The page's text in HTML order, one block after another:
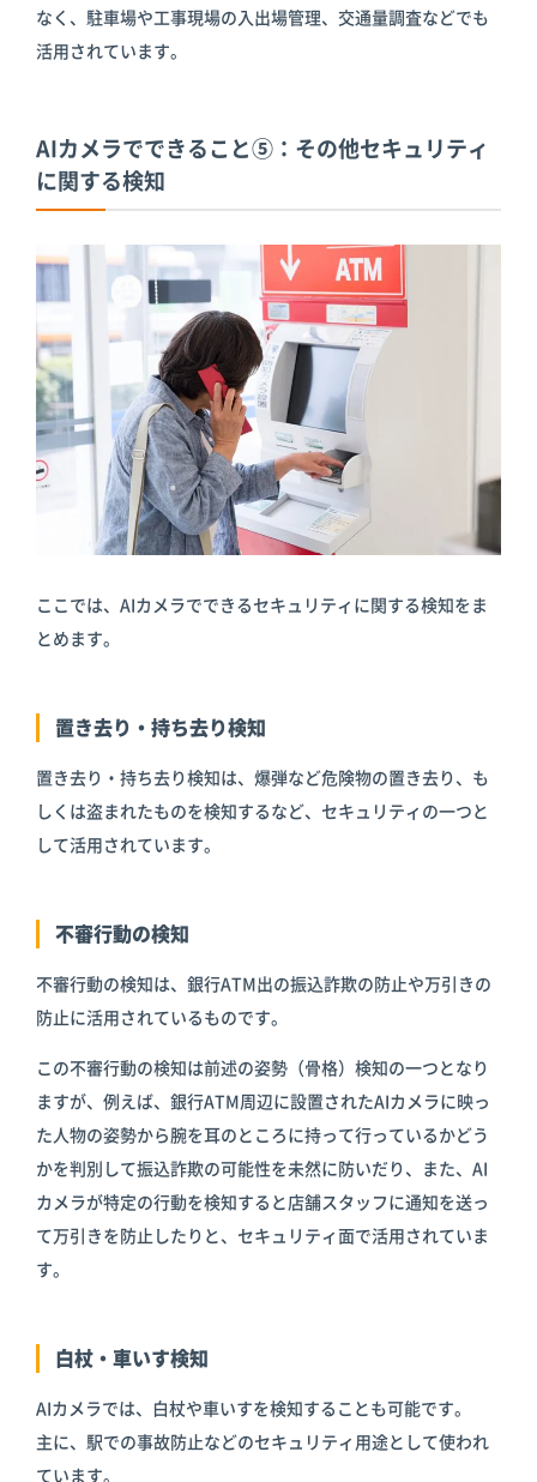
なく、駐車場や工事現場の入出場管理、交通量調査などでも
活用されています。
AIカメラでできること⑤：その他セキュリティ
に関する検知
ここでは、AIカメラでできるセキュリティに関する検知をま
とめます。
置き去り・持ち去り検知
置き去り・持ち去り検知は、爆弾など危険物の置き去り、も
しくは盗まれたものを検知するなど、セキュリティの一つと
して活用されています。
不審行動の検知
不審行動の検知は、銀行ATM出の振込詐欺の防止や万引きの
防止に活用されているものです。
この不審行動の検知は前述の姿勢（骨格）検知の一つとなり
ますが、例えば、銀行ATM周辺に設置されたAIカメラに映っ
た人物の姿勢から腕を耳のところに持って行っているかどう
かを判別して振込詐欺の可能性を未然に防いだり、また、AI
カメラが特定の行動を検知すると店舗スタッフに通知を送っ
て万引きを防止したりと、セキュリティ面で活用されていま
す。
白杖・車いす検知
AIカメラでは、白杖や車いすを検知することも可能です。
主に、駅での事故防止などのセキュリティ用途として使われ
ています。